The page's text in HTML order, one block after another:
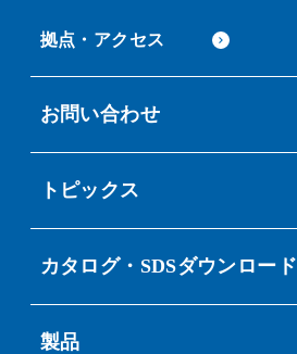
拠点・アクセス
お問い合わせ
トピックス
カタログ・SDSダウンロード
製品